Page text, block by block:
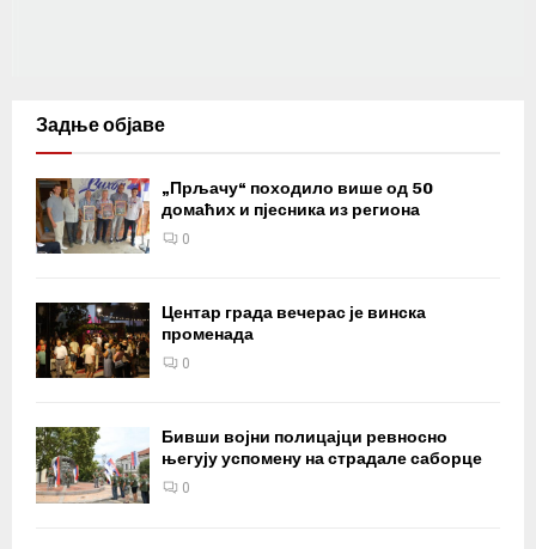
Задње објаве
„Прљачу“ походило више од 50
домаћих и пјесника из региона
0
Центар града вечерас је винска
променада
0
Бивши војни полицајци ревносно
његују успомену на страдале саборце
0